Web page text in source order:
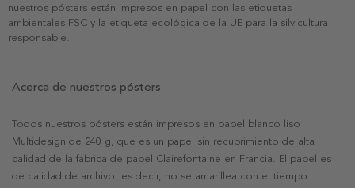
nuestros pósters están impresos en papel con las etiquetas
ambientales FSC y la etiqueta ecológica de la UE para la silvicultura
responsable.
Acerca de nuestros pósters
Todos nuestros pósters están impresos en papel blanco liso
Multidesign de 240 g, que es un papel sin recubrimiento de alta
calidad de la fábrica de papel Clairefontaine en Francia. El papel es
de calidad de archivo, es decir, no se amarillea con el tiempo.